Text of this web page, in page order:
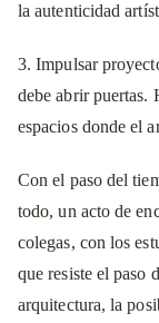
la autenticidad
3. Impulsar
debe abrir puertas.
espacios donde el
Con el paso del
todo, un acto de
colegas, con los
que resiste el paso
arquitectura, la